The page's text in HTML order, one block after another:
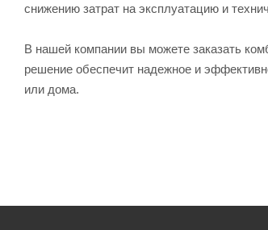
снижению затрат на эксплуатацию и
В нашей компании вы можете заказать
решение обеспечит надежное и
или дома.